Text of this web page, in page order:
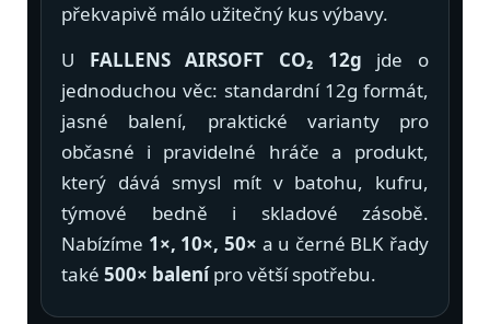
překvapivě málo užitečný kus výbavy.
U FALLENS AIRSOFT CO₂ 12g jde o
jednoduchou věc: standardní 12g formát,
jasné balení, praktické varianty pro
občasné i pravidelné hráče a produkt,
který dává smysl mít v batohu, kufru,
týmové bedně i skladové zásobě.
Nabízíme 1×, 10×, 50× a u černé BLK řady
také 500× balenípro větší spotřebu.